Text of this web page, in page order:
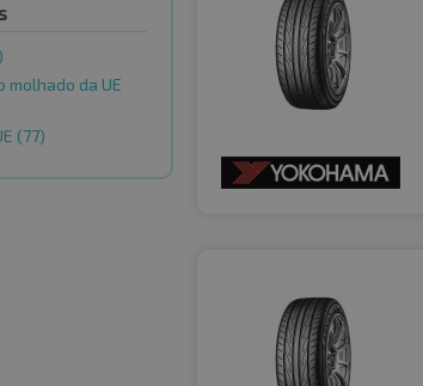
molhado da UE
(77)